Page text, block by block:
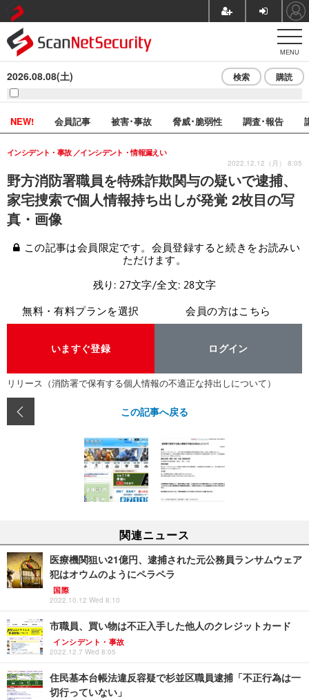
MENU
2026.08.08(土) 検索 購読
NEW! 会員記事 被害･事故 脅威･脆弱性 調査･報告
野方消防署職員を特殊詐欺関与の疑いで逮捕、
家宅捜索で個人情報持ち出しが発覚 2枚目の写
真・画像
インシデント・事故 インシデント・情報漏えい
2022.12.12（月） 8:05
この記事は会員限定です。会員登録すると続きをお読みい
ただけます。
残り: 27文字/全文: 28文字
無料・有料プランを選択
いますぐ登録
会員の方はこちら
ログイン
リリース（消防署で保有する個人情報の不適正な持出しについて）
この記事へ戻る
関連ニュース
医療機関狙い21億円、逮捕された元公務員ランサムウェア
犯はオウムのようにペラペラ
国際
2022.10.12 Wed 8:10
市職員、買い物は不正入手した他人のクレジットカード
インシデント・事故
2022.12.7 Wed 8:05
住民基本台帳法違反容疑で杉並区職員逮捕「不正行為は一
切行っていない」